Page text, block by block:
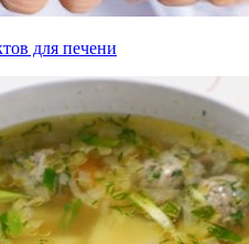
для печени